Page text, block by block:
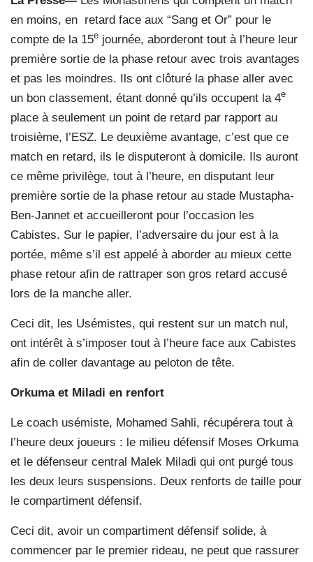
en moins, en retard face aux “Sang et Or” pour le
compte de la 15e journée, aborderont tout à l’heure leur
première sortie de la phase retour avec trois avantages
et pas les moindres. Ils ont clôturé la phase aller avec
un bon classement, étant donné qu’ils occupent la 4e
place à seulement un point de retard par rapport au
troisième, l’ESZ. Le deuxième avantage, c’est que ce
match en retard, ils le disputeront à domicile. Ils auront
ce même privilège, tout à l’heure, en disputant leur
première sortie de la phase retour au stade Mustapha-
Ben-Jannet et accueilleront pour l’occasion les
Cabistes. Sur le papier, l’adversaire du jour est à la
portée, même s’il est appelé à aborder au mieux cette
phase retour afin de rattraper son gros retard accusé
lors de la manche aller.
Ceci dit, les Usémistes, qui restent sur un match nul,
ont intérêt à s’imposer tout à l’heure face aux Cabistes
afin de coller davantage au peloton de tête.
Orkuma et Miladi en renfort
Le coach usémiste, Mohamed Sahli, récupérera tout à
l’heure deux joueurs : le milieu défensif Moses Orkuma
et le défenseur central Malek Miladi qui ont purgé tous
les deux leurs suspensions. Deux renforts de taille pour
le compartiment défensif.
Ceci dit, avoir un compartiment défensif solide, à
commencer par le premier rideau, ne peut que rassurer